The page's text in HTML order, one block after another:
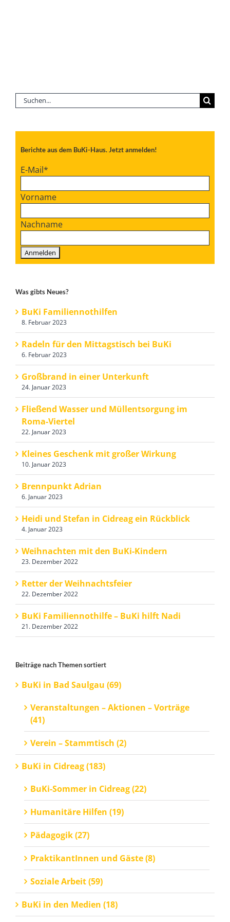
Suche
nach:
Berichte aus dem BuKi-Haus. Jetzt anmelden!
E-Mail*
Vorname
Nachname
Was gibts Neues?
BuKi Familiennothilfen
8. Februar 2023
Radeln für den Mittagstisch bei BuKi
6. Februar 2023
Großbrand in einer Unterkunft
24. Januar 2023
Fließend Wasser und Müllentsorgung im
Roma-Viertel
22. Januar 2023
Kleines Geschenk mit großer Wirkung
10. Januar 2023
Brennpunkt Adrian
6. Januar 2023
Heidi und Stefan in Cidreag ein Rückblick
4. Januar 2023
Weihnachten mit den BuKi-Kindern
23. Dezember 2022
Retter der Weihnachtsfeier
22. Dezember 2022
BuKi Familiennothilfe – BuKi hilft Nadi
21. Dezember 2022
Beiträge nach Themen sortiert
BuKi in Bad Saulgau (69)
Veranstaltungen – Aktionen – Vorträge
(41)
Verein – Stammtisch (2)
BuKi in Cidreag (183)
BuKi-Sommer in Cidreag (22)
Humanitäre Hilfen (19)
Pädagogik (27)
PraktikantInnen und Gäste (8)
Soziale Arbeit (59)
BuKi in den Medien (18)